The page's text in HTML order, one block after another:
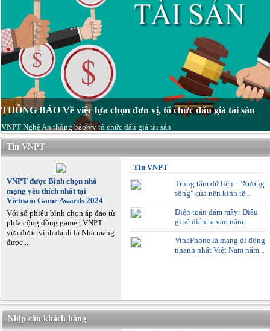
THÔNG BÁO Về việc lựa chọn đơn vị, tổ chức đấu giá tài sản
VNPT Nghệ An thông báo vv tổ chức đấu giá tài sản
Tin VNPT
VNPT được Bình chọn nhà
mạng yêu thích nhất tại
Vietnam Game Awards 2024
Với số phiếu bình chọn áp đảo từ
phía cộng đồng gamer, VNPT
vừa được vinh danh là Nhà mạng
được...
Tin VNPT
Trung tâm dữ liệu - "Xương
sống" của nền kinh tế...
Điện toán đám mây: Điều
gì sẽ diễn ra vào năm...
VinaPhone là mạng di động
nhanh nhất Việt Nam năm...
Nhịp cầu khách hàng